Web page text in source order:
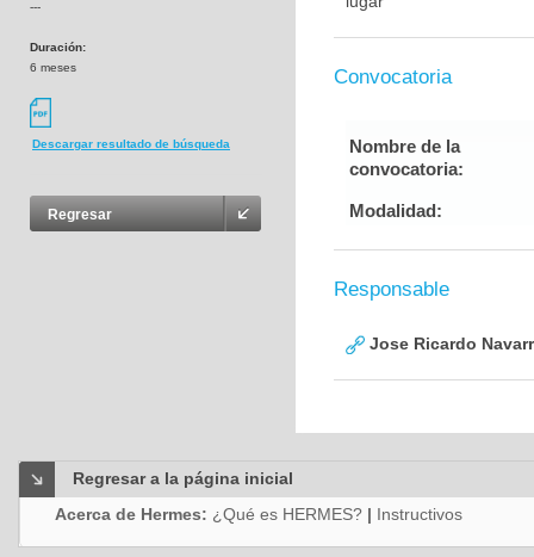
---
Duración:
6 meses
Descargar resultado de búsqueda
Regresar
Convocatoria
Nombre de la
convocatoria:
Modalidad:
Responsable
Jose Ricardo
Regresar a la página inicial
Acerca de Hermes: ¿Qué es HERMES? | Instructivos